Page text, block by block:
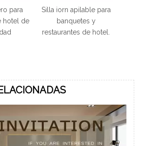
para
de
Silla iorn apilable para
banquetes y
restaurantes de hotel.